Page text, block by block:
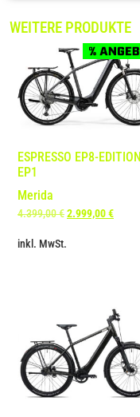
WEITERE PRODUKTE
ESPRESSO EP8-
EP1
Merida
4.399,00€2.999,00€
inkl. MwSt.